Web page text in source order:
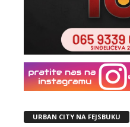
URBAN CITY NA FEJSBUKU